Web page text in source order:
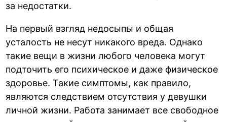
за недостатки.
На первый взгляд недосыпы и общая
усталость не несут никакого вреда. Однако
такие вещи в жизни любого человека могут
подточить его психическое и даже физическое
здоровье. Такие симптомы, как правило,
являются следствием отсутствия у девушки
личной жизни. Работа занимает все свободное